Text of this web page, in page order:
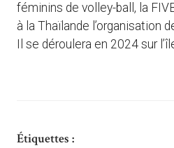
féminins de volley-ball, la
à la Thaïlande l’organisation
Il se déroulera en 2024 sur
Étiquettes :